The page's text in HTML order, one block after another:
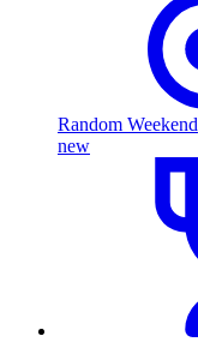
Random Weekend
new